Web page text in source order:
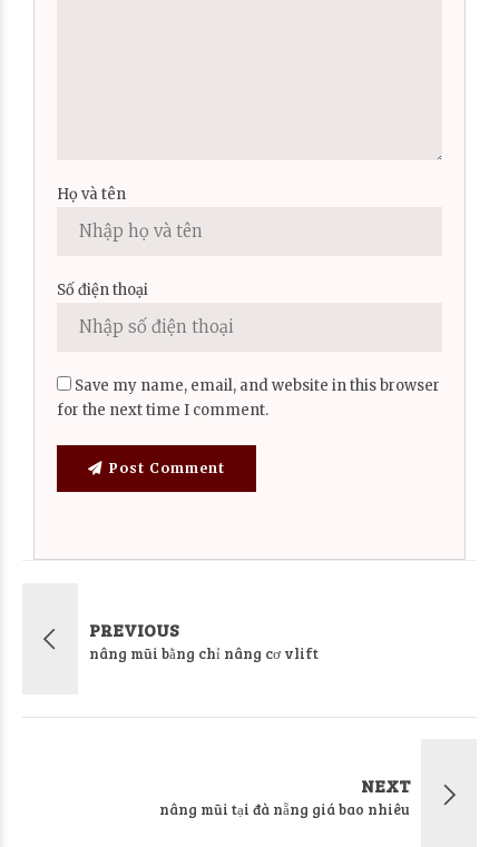
Họ và tên
Số điện thoại
Save my name, email, and website in this browser
for the next time I comment.
Post Comment
PREVIOUS
nâng mũi bằng chỉ nâng cơ vlift
NEXT
nâng mũi tại đà nẵng giá bao nhiêu